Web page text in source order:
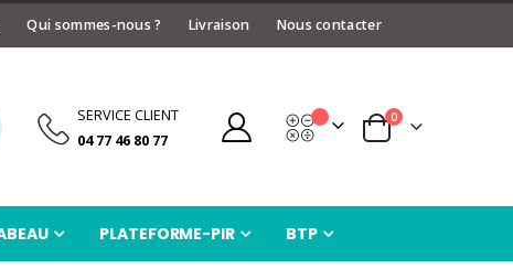
Qui sommes-nous ? Livraison Nous contacter
SERVICE CLIENT
04 77 46 80 77
Panier
0articles
Devis
PLATEFORME-PIR BTP